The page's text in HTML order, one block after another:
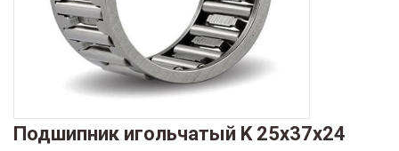
Подшипник игольчатый K 25x37x24